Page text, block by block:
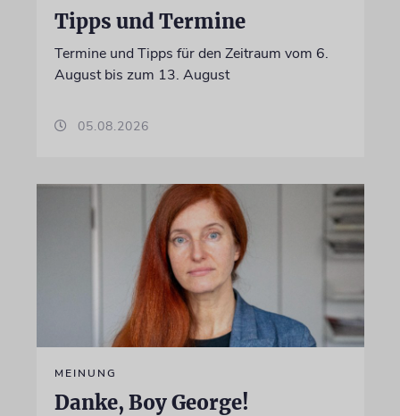
Tipps und Termine
Termine und Tipps für den Zeitraum vom 6.
August bis zum 13. August
05.08.2026
MEINUNG
Danke, Boy George!